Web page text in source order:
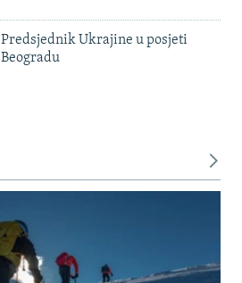
Predsjednik Ukrajine u posjeti
Beogradu